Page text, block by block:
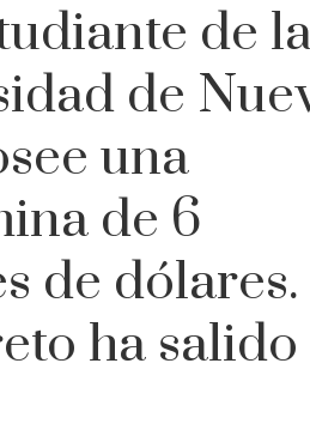
de
de
una
de 6
de dólares.
ha salido